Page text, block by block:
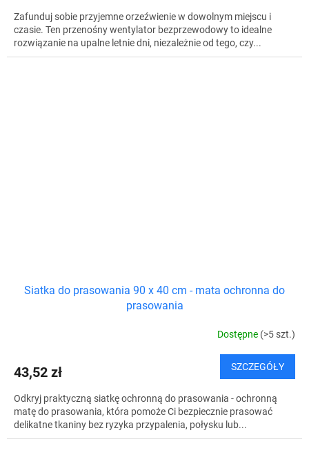
Zafunduj sobie przyjemne orzeźwienie w dowolnym miejscu i
czasie. Ten przenośny wentylator bezprzewodowy to idealne
rozwiązanie na upalne letnie dni, niezależnie od tego, czy...
Siatka do prasowania 90 x 40 cm - mata ochronna do
prasowania
Dostępne (>5 szt.)
43,52 zł SZCZEGÓŁY
Odkryj praktyczną siatkę ochronną do prasowania - ochronną
matę do prasowania, która pomoże Ci bezpiecznie prasować
delikatne tkaniny bez ryzyka przypalenia, połysku lub...